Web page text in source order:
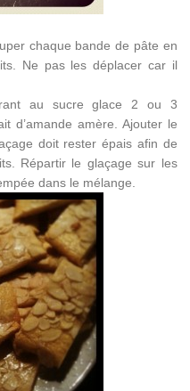
chaque bande de pâte en
Ne pas les déplacer car il
au sucre glace 2 ou 3
d’amande amère. Ajouter le
doit rester épais afin de
Répartir le glaçage sur les
dans le mélange.